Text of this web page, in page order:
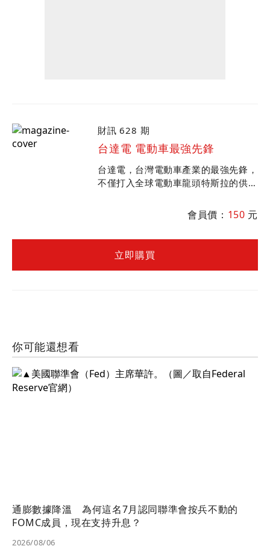
財訊 628 期
台達電 電動車最強先鋒
台達電，台灣電動車產業的最強先鋒，
不僅打入全球電動車龍頭特斯拉的供應
都是它電力動力系統關鍵零組件及充電
會員價： 150 元
立即購買
你可能還想看
通膨數據降溫 為何這名7月認同聯準會按兵不動的
FOMC成員，現在支持升息？
2026/08/06